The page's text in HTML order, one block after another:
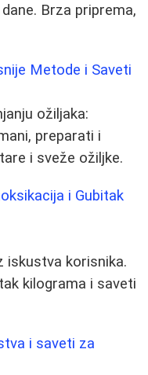
Brza priprema,
Metode i Saveti
ožiljaka:
preparati i
i sveže ožiljke.
i Gubitak
iskustva korisnika.
kilograma i saveti
i saveti za